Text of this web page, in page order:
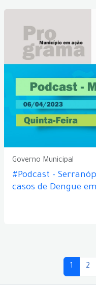
Governo Municipal
#Podcast -
casos de Dengue
1 2